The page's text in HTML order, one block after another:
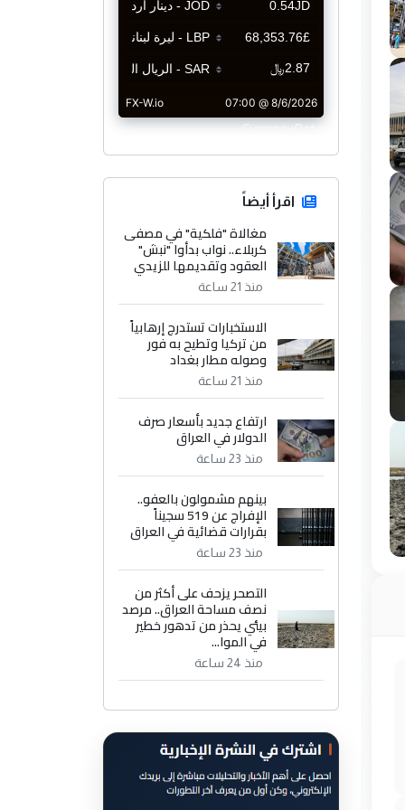
CurrencyRate
اقرأ أيضاً
مغالاة "فلكية" في مصفى
كربلاء.. نواب بدأوا "نبش"
العقود وتقديمها للزيدي
منذ 21 ساعة
الاستخبارات تستدرج إرهابياً
من تركيا وتطيح به فور
وصوله مطار بغداد
منذ 21 ساعة
ارتفاع جديد بأسعار صرف
الدولار في العراق
منذ 23 ساعة
بينهم مشمولون بالعفو..
الإفراج عن 519 سجيناً
بقرارات قضائية في العراق
منذ 23 ساعة
التصحر يزحف على أكثر من
نصف مساحة العراق.. مرصد
بيئي يحذر من تدهور خطير
في الموا...
منذ 24 ساعة